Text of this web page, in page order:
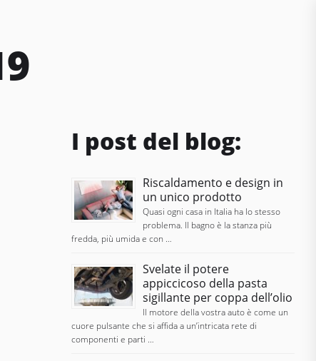
I post del blog:
Riscaldamento e design in
un unico prodotto
Quasi ogni casa in Italia ha lo stesso
problema. Il bagno è la stanza più
fredda, più umida e con …
Svelate il potere
appiccicoso della pasta
sigillante per coppa dell’olio
Il motore della vostra auto è come un
cuore pulsante che si affida a un’intricata rete di
componenti e parti …